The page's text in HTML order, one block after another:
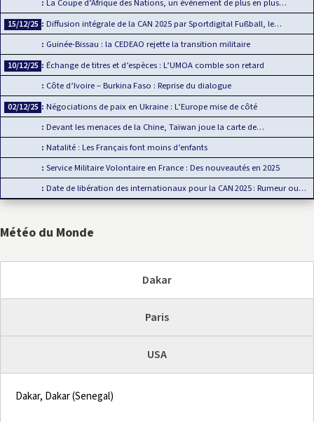
La Coupe d’Afrique des Nations, un événement de plus en plus…
15/12/25
Diffusion intégrale de la CAN 2025 par Sportdigital Fußball, le…
Guinée-Bissau : la CEDEAO rejette la transition militaire
10/12/25
Échange de titres et d’espèces : L’UMOA comble son retard
Côte d’Ivoire – Burkina Faso : Reprise du dialogue
02/12/25
Négociations de paix en Ukraine : L’Europe mise de côté
Devant les menaces de la Chine, Taïwan joue la carte de…
Natalité : Les Français font moins d’enfants
Service Militaire Volontaire en France : Des nouveautés en 2025
Date de libération des internationaux pour la CAN 2025 : Rumeur ou…
Météo du Monde
Dakar
Paris
USA
Dakar, Dakar (Senegal)